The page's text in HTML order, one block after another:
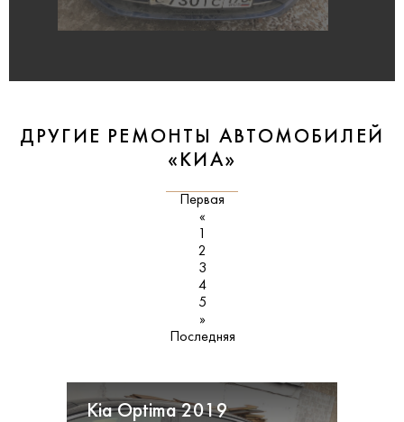
ДРУГИЕ РЕМОНТЫ АВТОМОБИЛЕЙ
«КИА»
Первая
«
2
3
4
5
»
Последняя
Kia Optima 2019